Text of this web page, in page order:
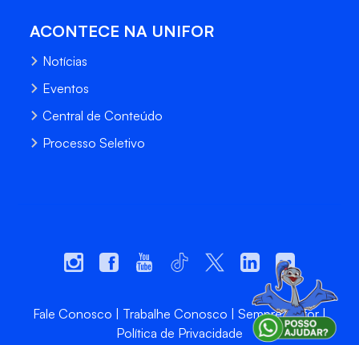
ACONTECE NA UNIFOR
Notícias
Eventos
Central de Conteúdo
Processo Seletivo
Fale Conosco Trabalhe Conosco
Sempre Unifor
Política de Privacidade